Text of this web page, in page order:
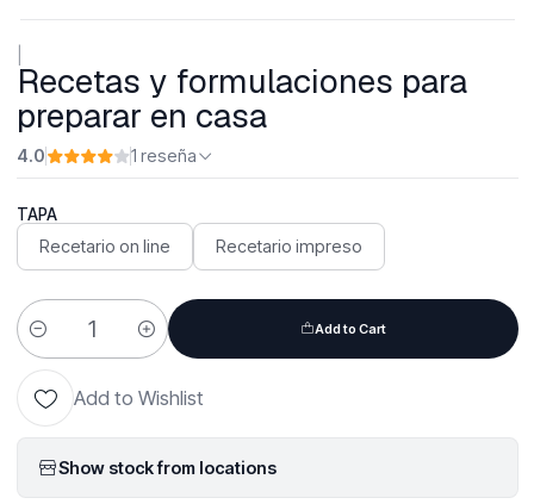
Recetas y formulaciones para
preparar en casa
4.0 1 reseña
TAPA
Recetario on line Recetario impreso
Quantity
Add to Cart
Add to Wishlist
Show stock from locations